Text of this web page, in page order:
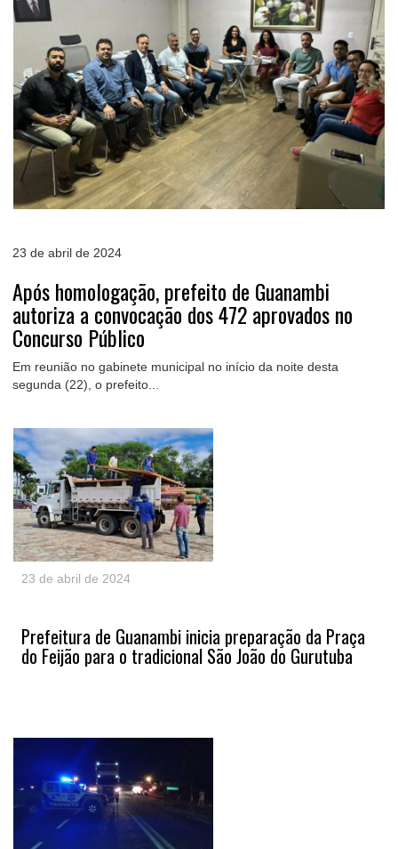
23 de abril de 2024
Após homologação, prefeito de Guanambi
autoriza a convocação dos 472 aprovados no
Concurso Público
Em reunião no gabinete municipal no início da noite desta
segunda (22), o prefeito...
23 de abril de 2024
Prefeitura de Guanambi inicia preparação da Praça
do Feijão para o tradicional São João do Gurutuba